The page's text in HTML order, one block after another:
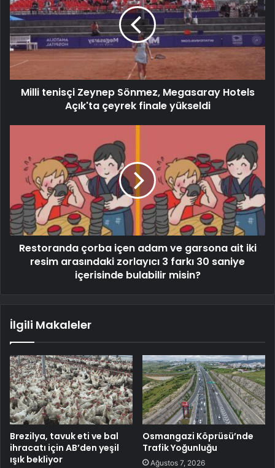
Milli tenisçi Zeynep Sönmez, Megasaray Hotels
Açık'ta çeyrek finale yükseldi
Restoranda çorba içen adam ve garsona ait iki
resim arasındaki zorlayıcı 3 farkı 30 saniye
içerisinde bulabilir misin?
İlgili Makaleler
Brezilya, tavuk eti ve bal
ihracatı için AB’den yeşil
ışık bekliyor
Osmangazi Köprüsü’nde
Trafik Yoğunluğu
Ağustos 7, 2026